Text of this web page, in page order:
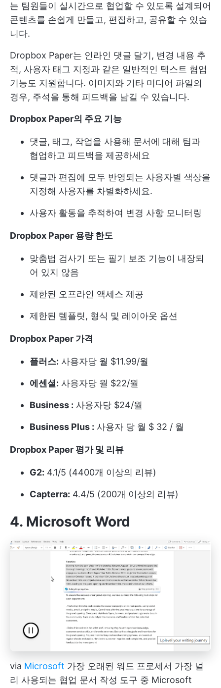
는 팀원들이 실시간으로 협업할 수 있도록 설계되어
콘텐츠를 손쉽게 만들고, 편집하고, 공유할 수 있습
니다.
Dropbox Paper는 인라인 댓글 달기, 변경 내용 추
적, 사용자 태그 지정과 같은 일반적인 텍스트 협업
기능도 지원합니다. 이미지와 기타 미디어 파일의
경우, 주석을 통해 피드백을 남길 수 있습니다.
Dropbox Paper의 주요 기능
댓글, 태그, 작업을 사용해 문서에 대해 팀과
협업하고 피드백을 제공하세요
댓글과 편집에 모두 반영되는 사용자별 색상을
지정해 사용자를 차별화하세요.
사용자 활동을 추적하여 변경 사항 모니터링
Dropbox Paper 용량 한도
맞춤법 검사기 또는 필기 보조 기능이 내장되
어 있지 않음
제한된 오프라인 액세스 제공
제한된 템플릿, 형식 및 레이아웃 옵션
Dropbox Paper 가격
플러스: 사용자당 월 $11.99/월
에센셜: 사용자당 월 $22/월
Business : 사용자당 $24/월
Business Plus : 사용자 당 월 $ 32 / 월
Dropbox Paper 평가 및 리뷰
G2: 4.1/5 (4400개 이상의 리뷰)
Capterra: 4.4/5 (200개 이상의 리뷰)
4. Microsoft Word
via Microsoft 가장 오래된 워드 프로세서 가장 널
리 사용되는 협업 문서 작성 도구 중 Microsoft